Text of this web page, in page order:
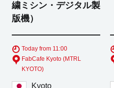
繍ミシン・デジタル製
版機）
Today from 11:00
FabCafe Kyoto (MTRL
KYOTO)
Kyoto